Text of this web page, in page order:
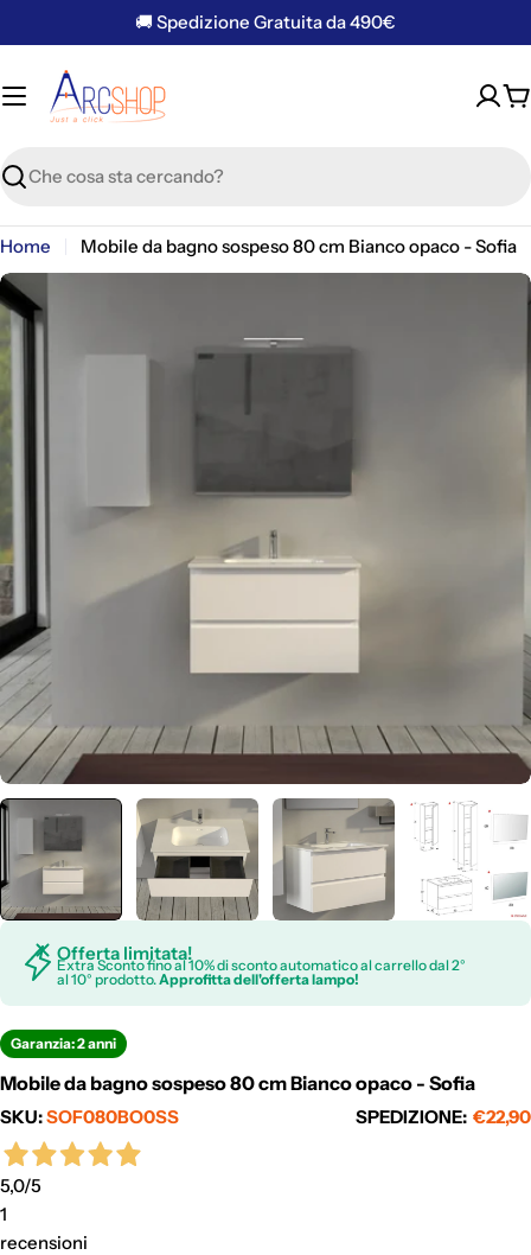
al
contenuto
🚚 Spedizione Gratuita da 490€
Ricerca
Home Mobile da bagno sospeso 80 cm Bianco opaco - Sofia
supporto 6 in modalità modale
Offerta limitata!
Extra Sconto fino al 10% di sconto automatico al carrello dal 2°
al 10° prodotto.Approfitta dell'offerta lampo!
Garanzia: 2 anni
Mobile da bagno sospeso 80 cm Bianco opaco - Sofia
SKU:SOF080BO0SS SPEDIZIONE: €22,90
5,0/5
1
recensioni